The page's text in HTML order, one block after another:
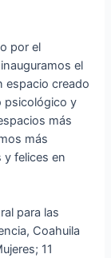
por el
el
espacio creado
psicológico y
más
más
y felices en
para las
Coahuila
11